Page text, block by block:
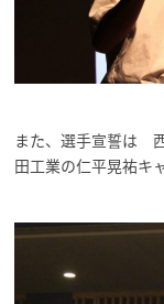
また、選手宣誓は
田工業の仁平晃祐キ